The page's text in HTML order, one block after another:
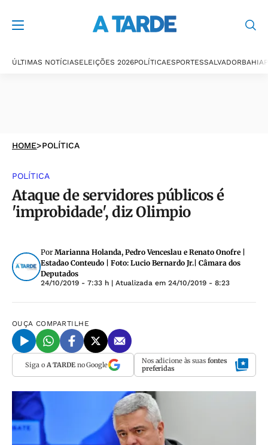
ÚLTIMAS NOTÍCIASELEIÇÕES 2026POLÍTICAESPORTESSALVADORBAHIA
HOME>POLÍTICA
POLÍTICA
Ataque de servidores públicos é
'improbidade', diz Olimpio
Por Marianna Holanda, Pedro Venceslau e Renato Onofre |
Estadao Conteudo | Foto: Lucio Bernardo Jr.| Câmara dos
Deputados
24/10/2019 - 7:33 h | Atualizada em 24/10/2019 - 8:23
OUÇA COMPARTILHE
Siga o A TARDEno Google Nos adicione às suas fontes
preferidas